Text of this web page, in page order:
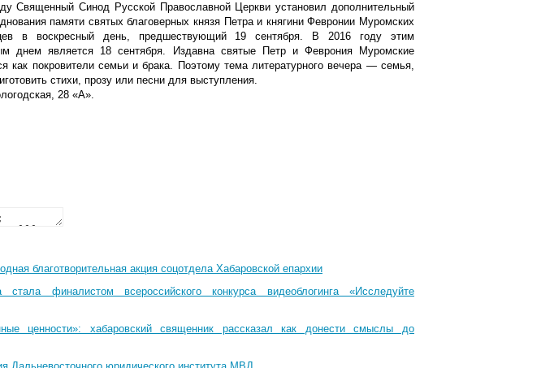
Священный Синод Русской Православной Церкви установил дополнительный
памяти святых благоверных князя Петра и княгини Февронии Муромских
в воскресный день, предшествующий 19 сентября. В 2016 году этим
днем является 18 сентября. Издавна святые Петр и Феврония Муромские
как покровители семьи и брака. Поэтому тема литературного вечера — семья,
стихи, прозу или песни для выступления.
28 «А».
благотворительная акция соцотдела Хабаровской епархии
финалистом всероссийского конкурса видеоблогинга «Исследуйте
ценности»: хабаровский священник рассказал как донести смыслы до